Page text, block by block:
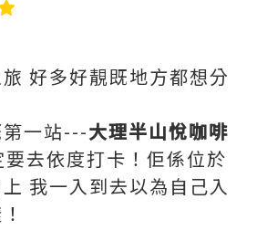
好多好靚既地方都想分
一站---大理半山悅咖啡
去依度打卡！佢係位於
我一入到去以為自己入